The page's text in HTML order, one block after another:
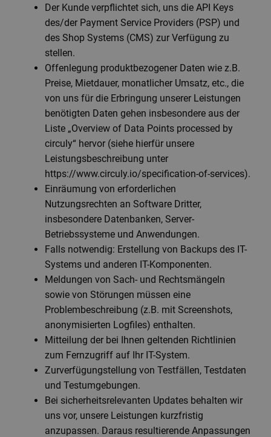
Der Kunde verpflichtet sich, uns die API Keys
des/der Payment Service Providers (PSP) und
des Shop Systems (CMS) zur Verfügung zu
stellen.
Offenlegung produktbezogener Daten wie z.B.
Preise, Mietdauer, monatlicher Umsatz, etc., die
von uns für die Erbringung unserer Leistungen
benötigten Daten gehen insbesondere aus der
Liste „Overview of Data Points processed by
circuly“ hervor (siehe hierfür unsere
Leistungsbeschreibung unter
https://www.circuly.io/specification-of-services).
Einräumung von erforderlichen
Nutzungsrechten an Software Dritter,
insbesondere Datenbanken, Server-
Betriebssysteme und Anwendungen.
Falls notwendig: Erstellung von Backups des IT-
Systems und anderen IT-Komponenten.
Meldungen von Sach- und Rechtsmängeln
sowie von Störungen müssen eine
Problembeschreibung (z.B. mit Screenshots,
anonymisierten Logfiles) enthalten.
Mitteilung der bei Ihnen geltenden Richtlinien
zum Fernzugriff auf Ihr IT-System.
Zurverfügungstellung von Testfällen, Testdaten
und Testumgebungen.
Bei sicherheitsrelevanten Updates behalten wir
uns vor, unsere Leistungen kurzfristig
anzupassen. Daraus resultierende Anpassungen